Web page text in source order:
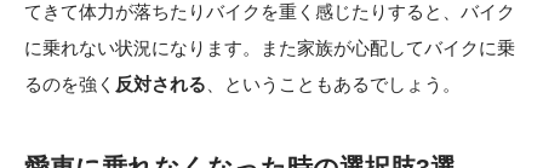
てきて体力が落ちたりバイクを重く感じたりすると、バイク
に乗れない状況になります。また家族が心配してバイクに乗
るのを強く 反対される 、ということもあるでしょう。